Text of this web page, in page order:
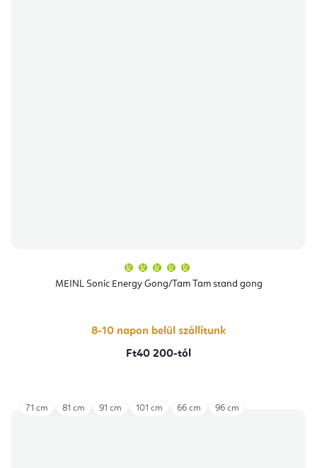
MEINL Sonic Energy Gong/Tam Tam stand gong
átlagos
értékelése
csillag.
8-10 napon belül szállítunk
Ft40 200-tól
71 cm 81 cm 91 cm 101 cm 66 cm 96 cm